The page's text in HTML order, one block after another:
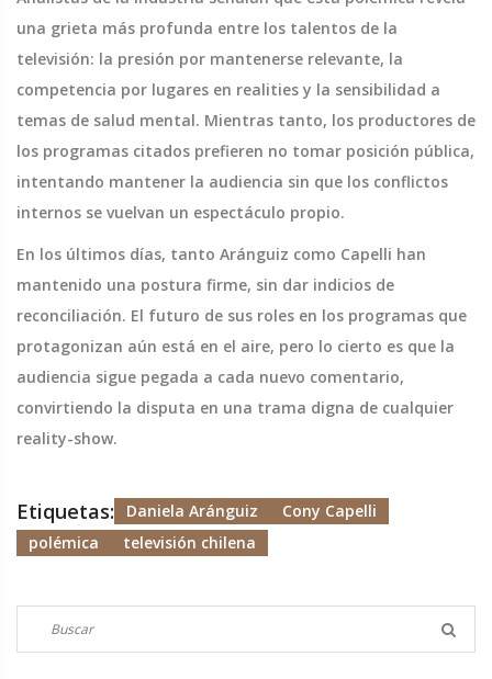
una grieta más profunda entre los talentos de la
televisión: la presión por mantenerse relevante, la
competencia por lugares en realities y la sensibilidad a
temas de salud mental. Mientras tanto, los productores de
los programas citados prefieren no tomar posición pública,
intentando mantener la audiencia sin que los conflictos
internos se vuelvan un espectáculo propio.
En los últimos días, tanto Aránguiz como Capelli han
mantenido una postura firme, sin dar indicios de
reconciliación. El futuro de sus roles en los programas que
protagonizan aún está en el aire, pero lo cierto es que la
audiencia sigue pegada a cada nuevo comentario,
convirtiendo la disputa en una trama digna de cualquier
reality-show.
Etiquetas: Daniela Aránguiz
Cony Capelli
polémica
televisión chilena